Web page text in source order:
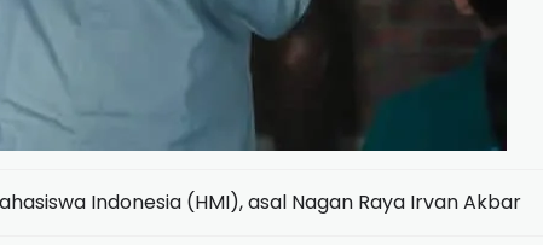
Indonesia (HMI), asal Nagan Raya Irvan Akbar